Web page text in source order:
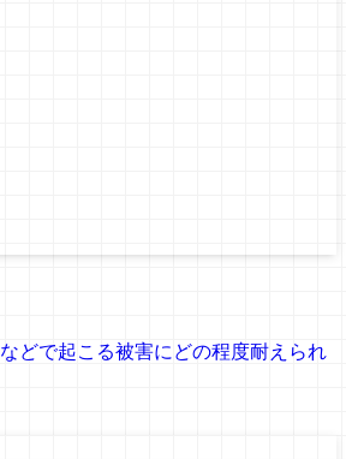
どで起こる被害にどの程度耐えられ